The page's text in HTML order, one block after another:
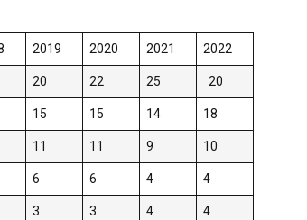
2019 2020 2021 2022
20 22 25 20
15 15 14 18
11 11 9 10
6 6 4 4
3 3 4 4